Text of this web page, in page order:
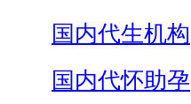
国内代生机构
国内代怀助孕